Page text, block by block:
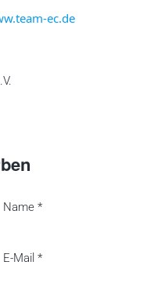
ec.de
Name *
E-Mail *